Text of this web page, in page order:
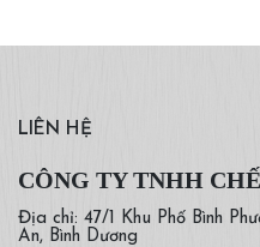
LIÊN HỆ
CÔNG TY TNHH
Địa chỉ: 47/1 Khu Phố Bình
An, Bình Dương